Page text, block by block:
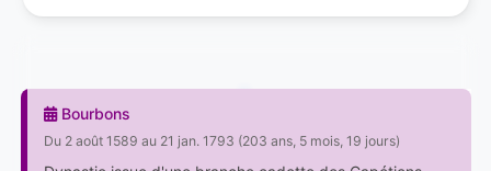
Bourbons
Du 2 août 1589 au 21 jan. 1793 (203 ans, 5 mois, 19 jours)